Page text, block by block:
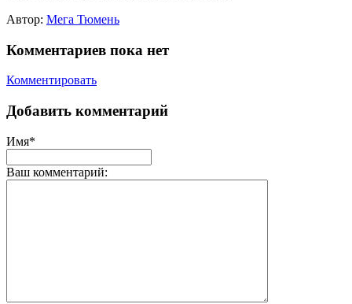
Автор: Мега Тюмень
Комментариев пока нет
Комментировать
Добавить комментарий
Имя*
Ваш комментарий: